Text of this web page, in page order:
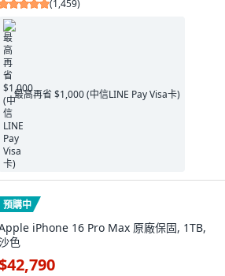
(1,459)
最高再省 $1,000 (中信LINE Pay Visa卡)
預購中
iPhone 16 Pro Max 原廠保固, 1TB,
色